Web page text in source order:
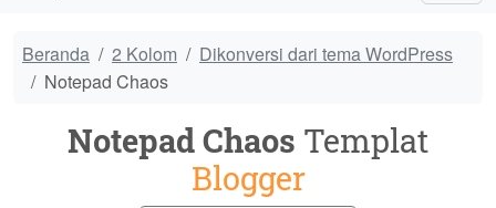
Beranda 2 Kolom
Dikonversi dari tema WordPress
Notepad Chaos
Notepad Chaos Templat
Blogger